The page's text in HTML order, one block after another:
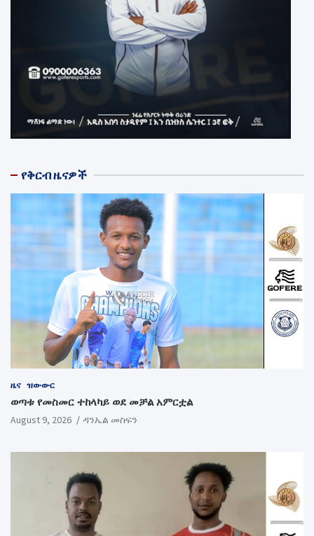
የቅርብ ዜናዎች
ዜና ዝውውር
ወጣቱ የመስመር ተከላካይ ወደ መቻል አምርቷል
August 9, 2026 ዳንኤል መስፍን